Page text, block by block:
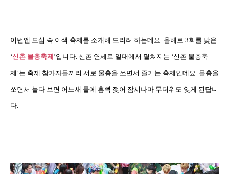
이번엔 도심 속 이색 축제를 소개해 드리려 하는데요. 올해로 3회를 맞은
‘신촌 물총축제 ’입니다. 신촌 연세로 일대에서 펼쳐지는 ‘신촌 물총축
제 ’는 축제 참가자들끼리 서로 물총을 쏘면서 즐기는 축제인데요. 물총을
쏘면서 놀다 보면 어느새 물에 흠뻑 젖어 잠시나마 무더위도 잊게 된답니
다.